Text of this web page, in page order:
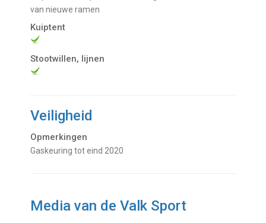
van nieuwe ramen
Kuiptent
Stootwillen, lijnen
Veiligheid
Opmerkingen
Gaskeuring tot eind 2020
Media van de Valk Sport